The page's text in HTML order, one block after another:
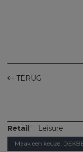
Retail Leisure
Maak een keuze:
TERUG